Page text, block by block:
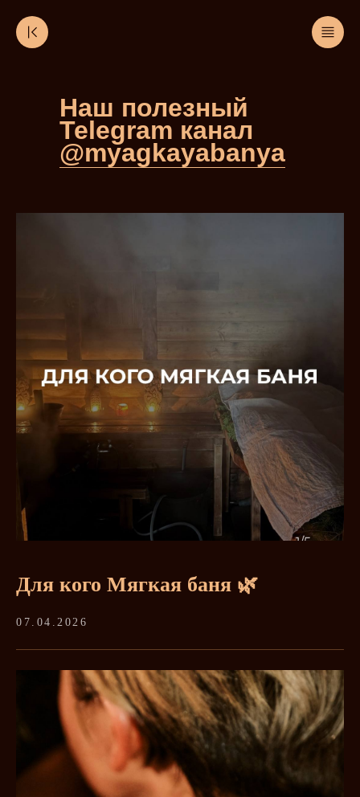
Наш полезный
Telegram канал
@myagkayabanya
Для кого Мягкая баня 🌿
07.04.2026